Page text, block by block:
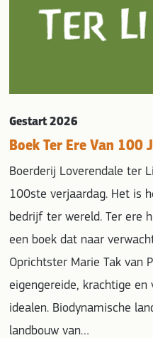
Gestart 2026
Boek Ter Ere Van 100
Boerderij Loverendale ter
100ste verjaardag. Het is
bedrijf ter wereld. Ter ere
een boek dat naar
Oprichtster Marie Tak van
eigengereide, krachtige
idealen. Biodynamische
landbouw van…